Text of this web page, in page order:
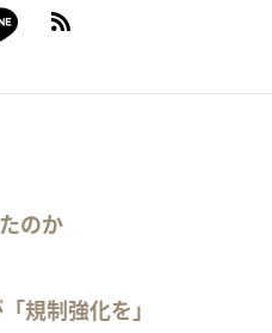
のか
規制強化を」